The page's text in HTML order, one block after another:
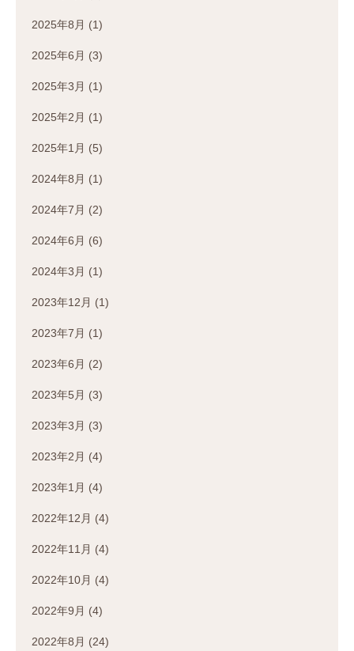
2025年8月 (1)
2025年6月 (3)
2025年3月 (1)
2025年2月 (1)
2025年1月 (5)
2024年8月 (1)
2024年7月 (2)
2024年6月 (6)
2024年3月 (1)
2023年12月 (1)
2023年7月 (1)
2023年6月 (2)
2023年5月 (3)
2023年3月 (3)
2023年2月 (4)
2023年1月 (4)
2022年12月 (4)
2022年11月 (4)
2022年10月 (4)
2022年9月 (4)
2022年8月 (24)